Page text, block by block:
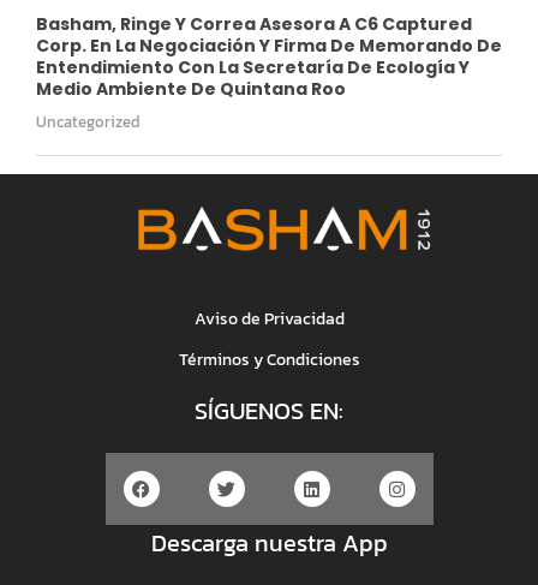
Basham, Ringe Y Correa Asesora A C6 Captured
Corp. En La Negociación Y Firma De Memorando De
Entendimiento Con La Secretaría De Ecología Y
Medio Ambiente De Quintana Roo
Uncategorized
Aviso de Privacidad
Términos y Condiciones
SÍGUENOS EN:
Descarga nuestra App